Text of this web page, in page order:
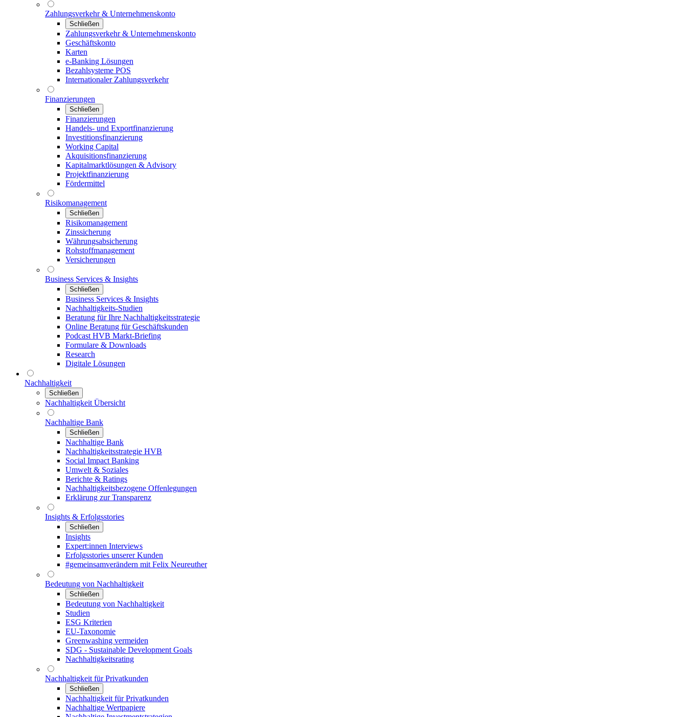
Zahlungsverkehr & Unternehmenskonto
Schließen
Zahlungsverkehr & Unternehmenskonto
Geschäftskonto
Karten
e-Banking Lösungen
Bezahlsysteme POS
Internationaler Zahlungsverkehr
Finanzierungen
Schließen
Finanzierungen
Handels- und Exportfinanzierung
Investitionsfinanzierung
Working Capital
Akquisitionsfinanzierung
Kapitalmarktlösungen & Advisory
Projektfinanzierung
Fördermittel
Risikomanagement
Schließen
Risikomanagement
Zinssicherung
Währungsabsicherung
Rohstoffmanagement
Versicherungen
Business Services & Insights
Schließen
Business Services & Insights
Nachhaltigkeits-Studien
Beratung für Ihre Nachhaltigkeitsstrategie
Online Beratung für Geschäftskunden
Podcast HVB Markt-Briefing
Formulare & Downloads
Research
Digitale Lösungen
Nachhaltigkeit
Schließen
Nachhaltigkeit Übersicht
Nachhaltige Bank
Schließen
Nachhaltige Bank
Nachhaltigkeitsstrategie HVB
Social Impact Banking
Umwelt & Soziales
Berichte & Ratings
Nachhaltigkeitsbezogene Offenlegungen
Erklärung zur Transparenz
Insights & Erfolgsstories
Schließen
Insights
Expert:innen Interviews
Erfolgsstories unserer Kunden
#gemeinsamverändern mit Felix Neureuther
Bedeutung von Nachhaltigkeit
Schließen
Bedeutung von Nachhaltigkeit
Studien
ESG Kriterien
EU-Taxonomie
Greenwashing vermeiden
SDG - Sustainable Development Goals
Nachhaltigkeitsrating
Nachhaltigkeit für Privatkunden
Schließen
Nachhaltigkeit für Privatkunden
Nachhaltige Wertpapiere